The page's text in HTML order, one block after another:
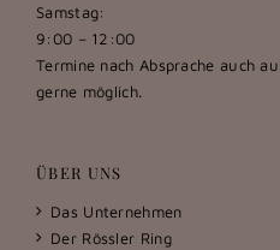
Samstag:
9:00 – 12:00
Termine nach Absprache auch
gerne möglich.
ÜBER UNS
Das Unternehmen
Der Rössler Ring